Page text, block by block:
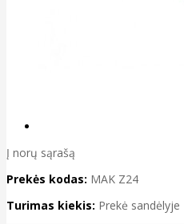
Į norų sąrašą
Prekės kodas: MAK Z24
Turimas kiekis: Prekė sandėlyje